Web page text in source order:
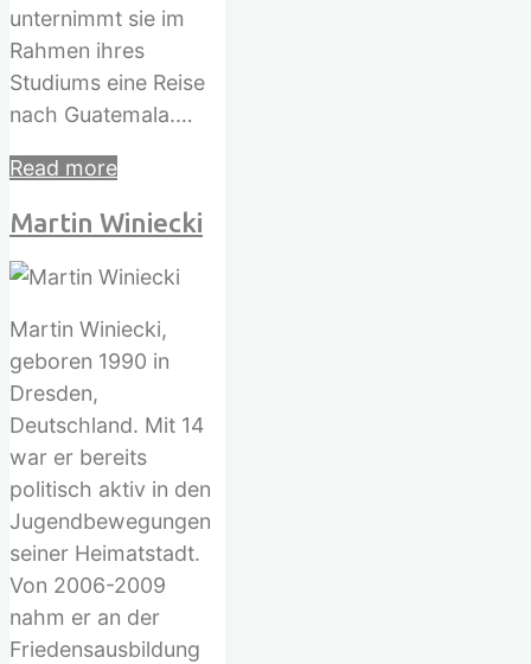
unternimmt sie im
Rahmen ihres
Studiums eine Reise
nach Guatemala.…
Read more"Monika
Martin Winiecki
Martin Winiecki,
geboren 1990 in
Dresden,
Deutschland. Mit 14
war er bereits
politisch aktiv in den
Jugendbewegungen
seiner Heimatstadt.
Von 2006-2009
nahm er an der
Friedensausbildung